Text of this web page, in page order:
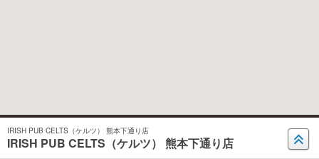
IRISH PUB CELTS（ケルツ） 熊本下通り店
IRISH PUB CELTS（ケルツ） 熊本下通り店